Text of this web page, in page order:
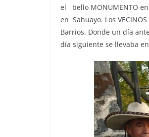
el bello MONUMENTO
en Sahuayo. Los
Barrios. Donde un día
día siguiente se llevaba